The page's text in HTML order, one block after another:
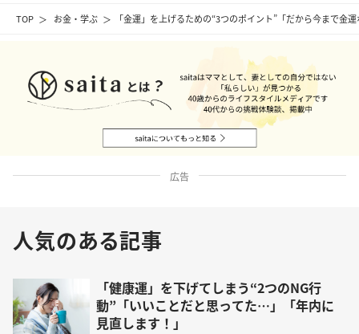
TOP お金・学ぶ 「金運」を上げるための“3つのポイント”「だから今まで金
広告
人気のある記事
「健康運」を下げてしまう“2つのNG行
動”「いいことだと思ってた…」「年内に
見直します！」